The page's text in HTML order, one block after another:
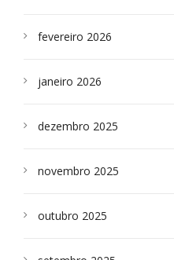
fevereiro 2026
janeiro 2026
dezembro 2025
novembro 2025
outubro 2025